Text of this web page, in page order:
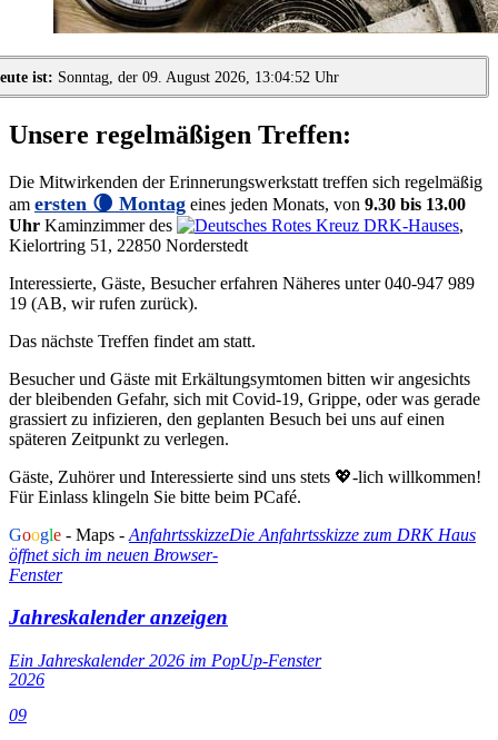
ist: Sonntag, der 09. August 2026, 13:04:52 Uhr
Unsere regelmäßigen Treffen:
Die Mitwirkenden der Erinnerungswerkstatt treffen sich regelmäßig
am ersten 🌘 Montag eines jeden Monats, von 9.30 bis 13.00
Uhr Kaminzimmer des DRK-Hauses,
Kielortring 51, 22850 Norderstedt
Interessierte, Gäste, Besucher erfahren Näheres unter 040-947 989
19 (AB, wir rufen zurück).
Das nächste Treffen findet am statt.
Besucher und Gäste mit Erkältungsymtomen bitten wir angesichts
der bleibenden Gefahr, sich mit Covid-19, Grippe, oder was gerade
grassiert zu infizieren, den geplanten Besuch bei uns auf einen
späteren Zeitpunkt zu verlegen.
Gäste, Zuhörer und Interessierte sind uns stets 💖-lich willkommen!
Für Einlass klingeln Sie bitte beim PCafé.
Google - Maps - AnfahrtsskizzeDie Anfahrtsskizze zum DRK Haus
öffnet sich im neuen Browser-
Fenster
Jahreskalender anzeigen
Ein Jahreskalender 2026 im PopUp-Fenster
2026
09